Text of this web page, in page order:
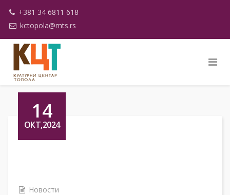
+381 34 6811 618
kctopola@mts.rs
14
ОКТ,2024
Новости